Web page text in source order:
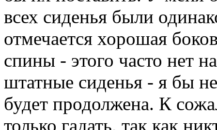
всех сиденья были
отмечается хорошая
спины - этого часто нет
штатные сиденья - я бы
будет продолжена. К
только гадать, так как